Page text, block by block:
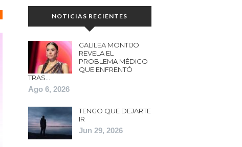
NOTICIAS RECIENTES
GALILEA MONTIJO
REVELA EL
PROBLEMA MÉDICO
QUE ENFRENTÓ
TRAS…
Ago 6, 2026
TENGO QUE DEJARTE
IR
Jun 29, 2026